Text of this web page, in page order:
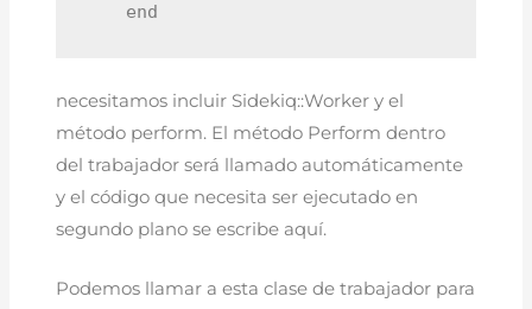
    end
necesitamos incluir Sidekiq::Worker y el
método perform. El método Perform dentro
del trabajador será llamado automáticamente
y el código que necesita ser ejecutado en
segundo plano se escribe aquí.
Podemos llamar a esta clase de trabajador para